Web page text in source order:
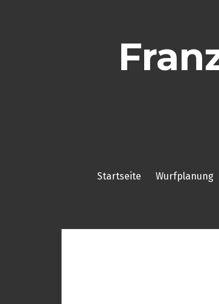
Startseite Wurfplanung